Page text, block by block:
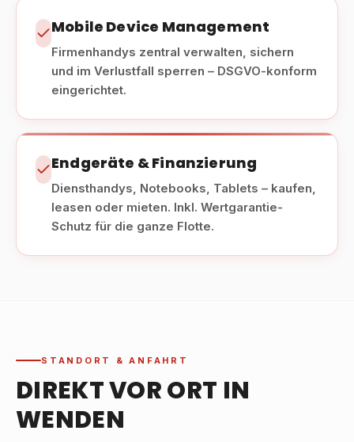
Mobile Device Management
Firmenhandys zentral verwalten, sichern
und im Verlustfall sperren – DSGVO-konform
eingerichtet.
Endgeräte & Finanzierung
Diensthandys, Notebooks, Tablets – kaufen,
leasen oder mieten. Inkl. Wertgarantie-
Schutz für die ganze Flotte.
STANDORT & ANFAHRT
DIREKT VOR ORT IN
WENDEN